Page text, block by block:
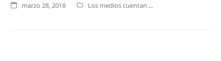
marzo 28, 2018 Los medios cuentan ...